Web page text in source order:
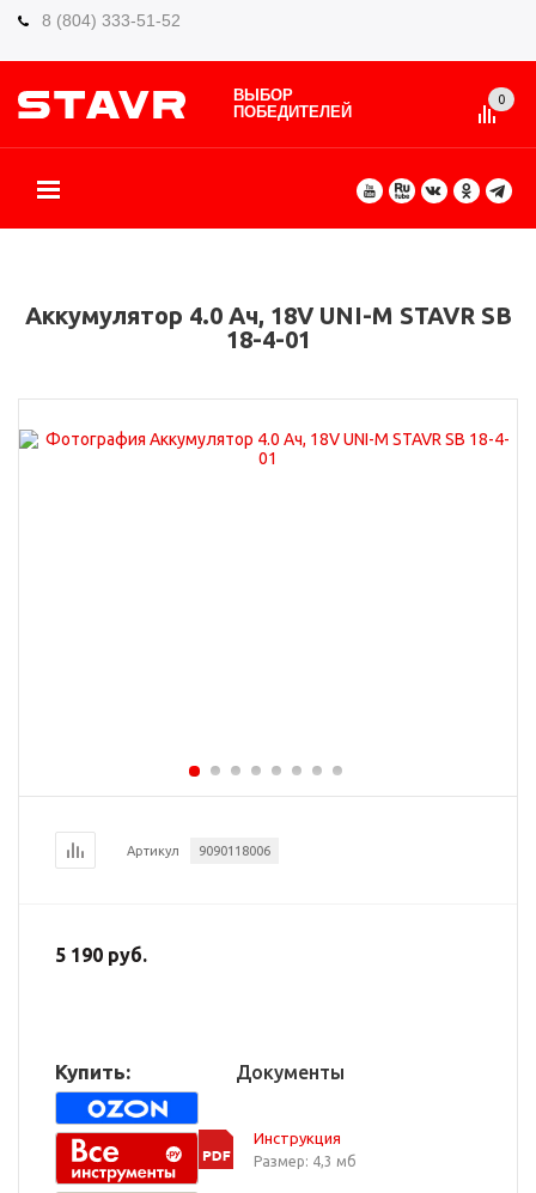
8 (804) 333-51-52
ВЫБОР
ПОБЕДИТЕЛЕЙ
0
О БРЕНДЕ ВИДЫ РАБОТ
КОНТАКТЫ ЕЩЕ
Аккумулятор 4.0 Ач, 18V UNI-M​ STAVR SB
18-4-01
Артикул 9090118006
5 190 руб.
Купить: Документы
Инструкция
Размер: 4,3 мб